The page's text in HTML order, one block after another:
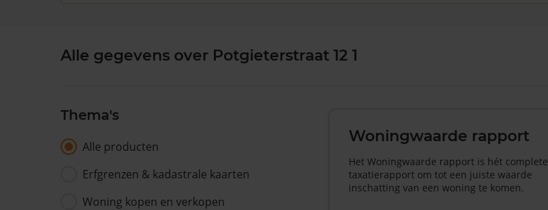
Alle gegevens over Potgieterstraat 12 1
Thema's
Alle producten
Erfgrenzen & kadastrale kaarten
Woning kopen en verkopen
Woningwaarde rapport
Het Woningwaarde rapport is hét complete
taxatierapport om tot een juiste waarde
inschatting van een woning te komen.